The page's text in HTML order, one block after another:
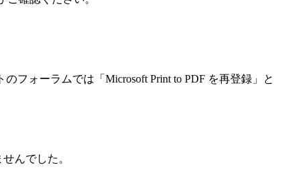
フォーラムでは「Microsoft Print to PDF を再登録」と
んでした。